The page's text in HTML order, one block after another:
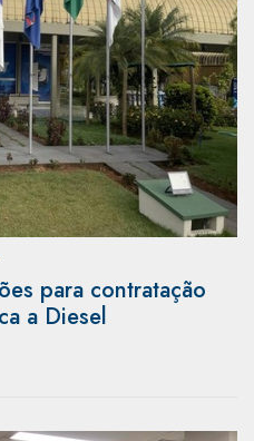
para contratação
a Diesel